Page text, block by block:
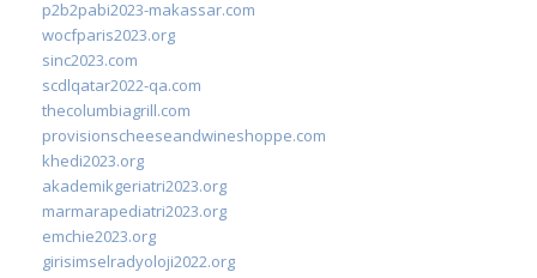
p2b2pabi2023-makassar.com
wocfparis2023.org
sinc2023.com
scdlqatar2022-qa.com
thecolumbiagrill.com
provisionscheeseandwineshoppe.com
khedi2023.org
akademikgeriatri2023.org
marmarapediatri2023.org
emchie2023.org
girisimselradyoloji2022.org